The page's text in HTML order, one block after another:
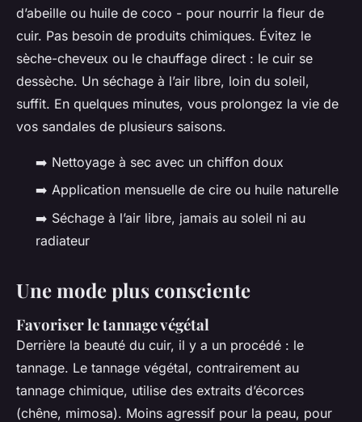
d’abeille ou huile de coco - pour nourrir la fleur de
cuir. Pas besoin de produits chimiques. Évitez le
sèche-cheveux ou le chauffage direct : le cuir se
dessèche. Un séchage à l’air libre, loin du soleil,
suffit. En quelques minutes, vous prolongez la vie de
vos sandales de plusieurs saisons.
➡️ Nettoyage à sec avec un chiffon doux
➡️ Application mensuelle de cire ou huile naturelle
➡️ Séchage à l’air libre, jamais au soleil ni au
radiateur
Une mode plus consciente
Favoriser le tannage végétal
Derrière la beauté du cuir, il y a un procédé : le
tannage. Le tannage végétal, contrairement au
tannage chimique, utilise des extraits d’écorces
(chêne, mimosa). Moins agressif pour la peau, pour